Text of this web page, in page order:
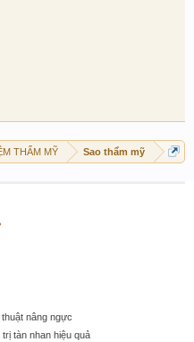
THẨM MỸ Sao thẩm mỹ
thuật nâng ngực
trị tàn nhan hiệu quả